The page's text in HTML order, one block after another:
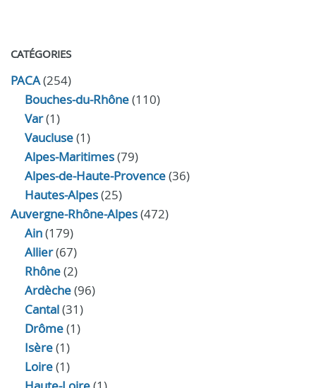
CATÉGORIES
PACA(254)
Bouches-du-Rhône(110)
Var(1)
Vaucluse(1)
Alpes-Maritimes(79)
Alpes-de-Haute-Provence(36)
Hautes-Alpes(25)
Auvergne-Rhône-Alpes(472)
Ain(179)
Allier(67)
Rhône(2)
Ardèche(96)
Cantal(31)
Drôme(1)
Isère(1)
Loire(1)